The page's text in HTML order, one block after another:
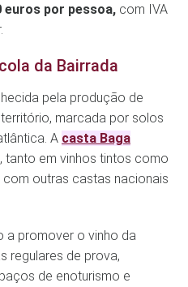
euros por pessoa, com IVA
da Bairrada
pela produção de
marcada por solos
A casta Baga
tanto em vinhos tintos como
outras castas nacionais
a promover o vinho da
regulares de prova,
de enoturismo e